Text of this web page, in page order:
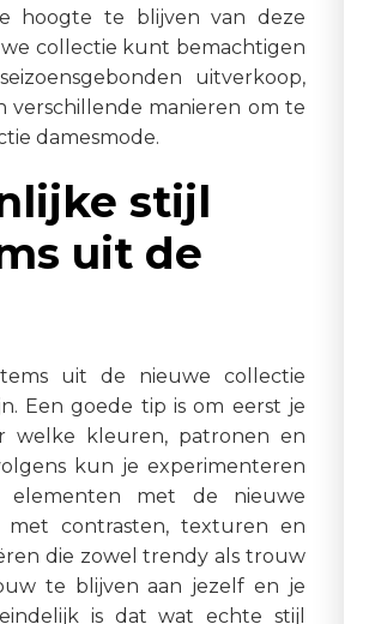
hoogte te blijven van deze
collectie kunt bemachtigen
uitverkoop,
verschillende manieren om te
damesmode.
stijl
uit de
uit de nieuwe collectie
Een goede tip is om eerst je
welke kleuren, patronen en
kun je experimenteren
met de nieuwe
contrasten, texturen en
die zowel trendy als trouw
te blijven aan jezelf en je
is dat wat echte stijl